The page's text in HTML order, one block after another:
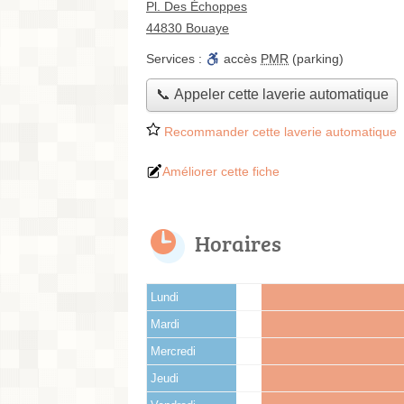
Pl. Des Échoppes
44830 Bouaye
Services : accès PMR (parking)
📞 Appeler cette laverie automatique
Recommander cette laverie automatique
Améliorer cette fiche
Horaires
Lundi
Mardi
Mercredi
Jeudi